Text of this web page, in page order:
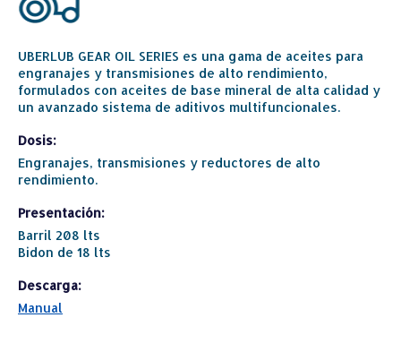
UBERLUB GEAR OIL SERIES es una gama de aceites para
engranajes y transmisiones de alto rendimiento,
formulados con aceites de base mineral de alta calidad y
un avanzado sistema de aditivos multifuncionales.
Dosis:
Engranajes, transmisiones y reductores de alto
rendimiento.
Presentación:
Barril 208 lts
Bidon de 18 lts
Descarga:
Manual